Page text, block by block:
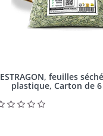
ESTRAGON, feuilles
plastique, Carton de